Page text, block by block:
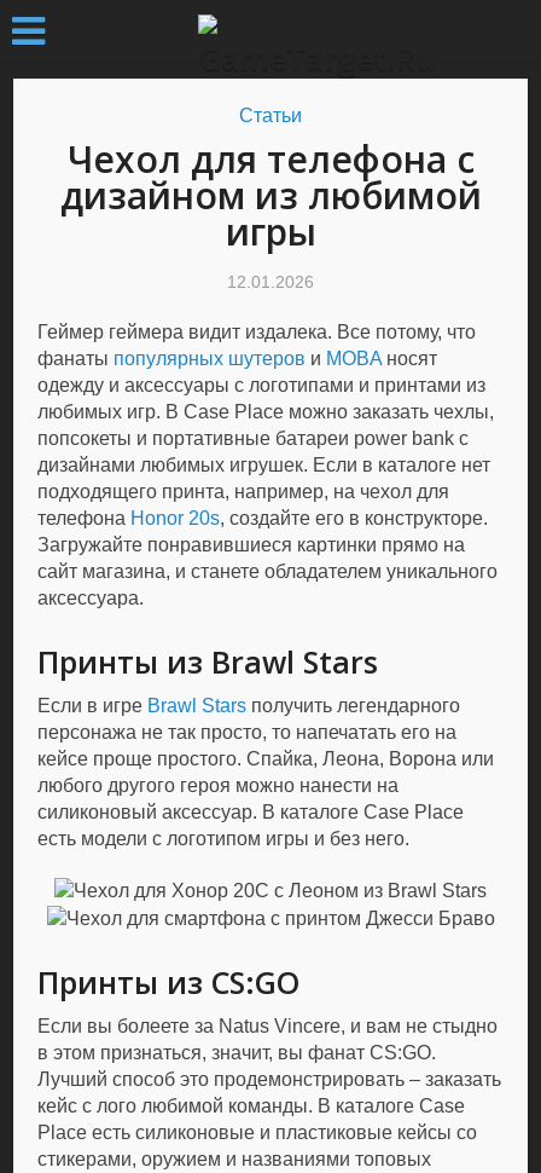
Статьи
Чехол для телефона с
дизайном из любимой
игры
12.01.2026
Геймер геймера видит издалека. Все потому, что
фанаты популярных шутеров и MOBA носят
одежду и аксессуары с логотипами и принтами из
любимых игр. В Case Place можно заказать чехлы,
попсокеты и портативные батареи power bank с
дизайнами любимых игрушек. Если в каталоге нет
подходящего принта, например, на чехол для
телефона Honor 20s, создайте его в конструкторе.
Загружайте понравившиеся картинки прямо на
сайт магазина, и станете обладателем уникального
аксессуара.
Принты из Brawl Stars
Если в игре Brawl Stars получить легендарного
персонажа не так просто, то напечатать его на
кейсе проще простого. Спайка, Леона, Ворона или
любого другого героя можно нанести на
силиконовый аксессуар. В каталоге Case Place
есть модели с логотипом игры и без него.
Принты из CS:GO
Если вы болеете за Natus Vincere, и вам не стыдно
в этом признаться, значит, вы фанат CS:GO.
Лучший способ это продемонстрировать – заказать
кейс с лого любимой команды. В каталоге Case
Place есть силиконовые и пластиковые кейсы со
стикерами, оружием и названиями топовых